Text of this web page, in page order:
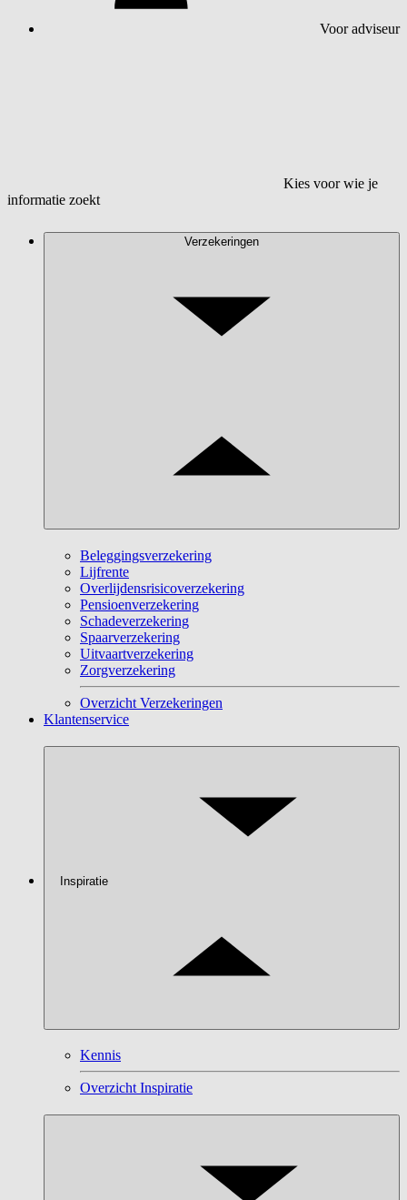
Voor adviseur
Kies voor wie je
informatie zoekt
Verzekeringen
Beleggingsverzekering
Lijfrente
Overlijdensrisicoverzekering
Pensioenverzekering
Schadeverzekering
Spaarverzekering
Uitvaartverzekering
Zorgverzekering
Overzicht Verzekeringen
Klantenservice
Inspiratie
Kennis
Overzicht Inspiratie